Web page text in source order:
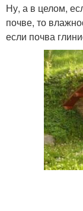
Ну, а в целом,
почве, то
если почва